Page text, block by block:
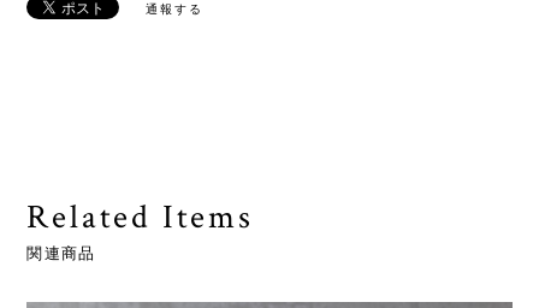
通報する
Related Items
関連商品